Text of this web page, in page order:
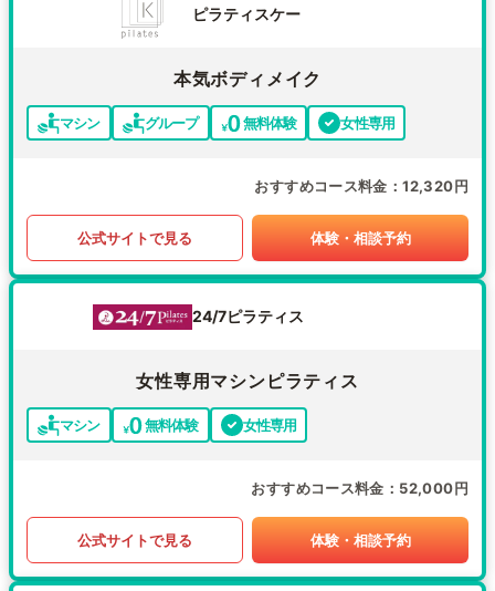
ピラティスケー
本気ボディメイク
マシン グループ 無料体験 女性専用
おすすめコース料金 12,320円
公式サイトで見る 体験・相談予約
24/7ピラティス
女性専用マシンピラティス
マシン 無料体験 女性専用
おすすめコース料金 52,000円
公式サイトで見る 体験・相談予約